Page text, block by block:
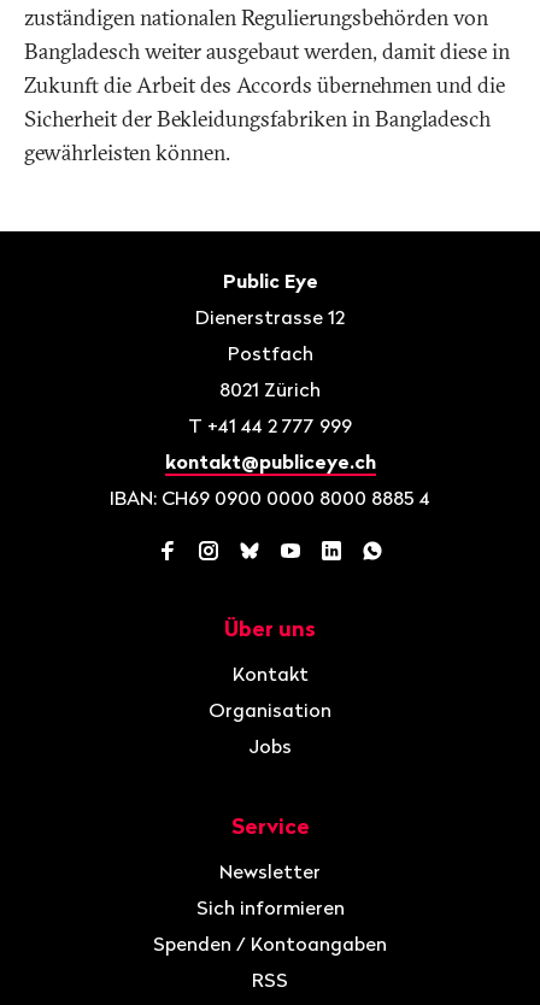
zuständigen nationalen Regulierungsbehörden von
Bangladesch weiter ausgebaut werden, damit diese in
Zukunft die Arbeit des Accords übernehmen und die
Sicherheit der Bekleidungsfabriken in Bangladesch
gewährleisten können.
Public Eye
Dienerstrasse 12
Postfach
8021 Zürich
T +41 44 2 777 999
kontakt@publiceye.ch
IBAN: CH69 0900 0000 8000 8885 4
Facebook
Instagram
BlueskyYouTube
LinkedInWhatsApp
Über uns
Kontakt
Organisation
Jobs
Service
Newsletter
Sich informieren
Spenden / Kontoangaben
RSS